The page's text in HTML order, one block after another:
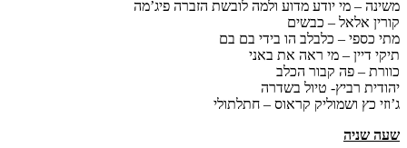
משינה – מי יודע מדוע ולמה לובשת הזברה פיג’מה
קורין אלאל – כבשים
מתי כספי – כלבלב הו בידי בם בם
תיקי דיין – מי ראה את באני
כוורת – פה קבור הכלב
יהודית רביץ- טיול בשדרה
ג’וזי כץ ושמוליק קראוס – חתלתולי
שעה שניה